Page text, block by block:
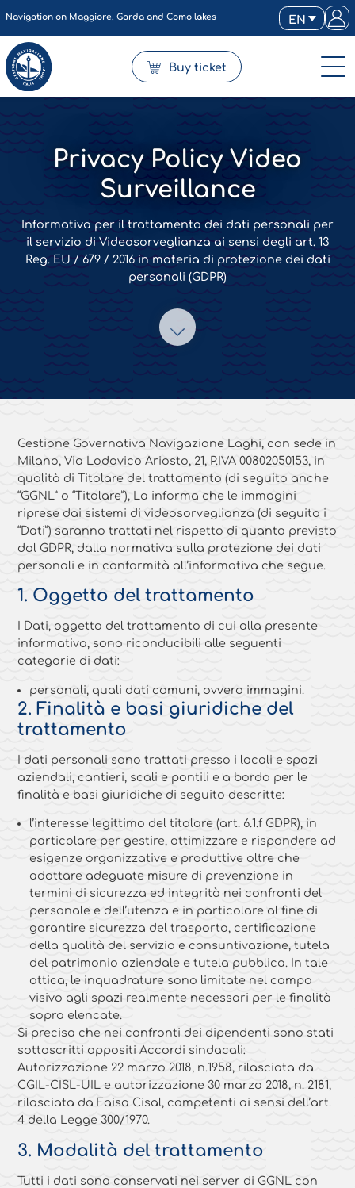
Navigation on Maggiore, Garda and Como lakes EN
Buy ticket
Privacy Policy Video
Surveillance
Informativa per il trattamento dei dati personali per
il servizio di Videosorveglianza ai sensi degli art. 13
Reg. EU / 679 / 2016 in materia di protezione dei dati
personali (GDPR)
Gestione Governativa Navigazione Laghi, con sede in
Milano, Via Lodovico Ariosto, 21, P.IVA 00802050153, in
qualità di Titolare del trattamento (di seguito anche
“GGNL” o “Titolare”), La informa che le immagini
riprese dai sistemi di videosorveglianza (di seguito i
“Dati”) saranno trattati nel rispetto di quanto previsto
dal GDPR, dalla normativa sulla protezione dei dati
personali e in conformità all’informativa che segue.
1. Oggetto del trattamento
I Dati, oggetto del trattamento di cui alla presente
informativa, sono riconducibili alle seguenti
categorie di dati:
personali, quali dati comuni, ovvero immagini.
2. Finalità e basi giuridiche del
trattamento
I dati personali sono trattati presso i locali e spazi
aziendali, cantieri, scali e pontili e a bordo per le
finalità e basi giuridiche di seguito descritte:
l’interesse legittimo del titolare (art. 6.1.f GDPR), in
particolare per gestire, ottimizzare e rispondere ad
esigenze organizzative e produttive oltre che
adottare adeguate misure di prevenzione in
termini di sicurezza ed integrità nei confronti del
personale e dell’utenza e in particolare al fine di
garantire sicurezza del trasporto, certificazione
della qualità del servizio e consuntivazione, tutela
del patrimonio aziendale e tutela pubblica. In tale
ottica, le inquadrature sono limitate nel campo
visivo agli spazi realmente necessari per le finalità
sopra elencate.
Si precisa che nei confronti dei dipendenti sono stati
sottoscritti appositi Accordi sindacali:
Autorizzazione 22 marzo 2018, n.1958, rilasciata da
CGIL-CISL-UIL e autorizzazione 30 marzo 2018, n. 2181,
rilasciata da Faisa Cisal, competenti ai sensi dell’art.
4 della Legge 300/1970.
3. Modalità del trattamento
Tutti i dati sono conservati nei server di GGNL con